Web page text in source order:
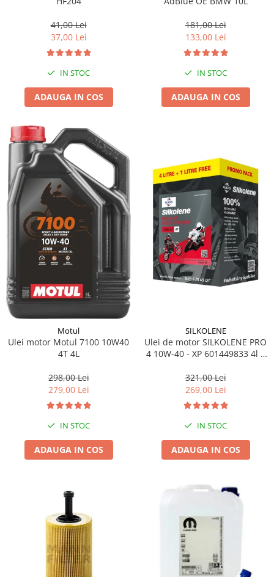
41,00 Lei
37,00 Lei
IN STOC
ADAUGA IN COS
181,00 Lei
133,00 Lei
IN STOC
ADAUGA IN COS
Motul
Ulei motor Motul 7100 10W40
4T 4L
298,00 Lei
279,00 Lei
IN STOC
ADAUGA IN COS
SILKOLENE
Ulei de motor SILKOLENE PRO
4 10W-40 - XP 601449833 4l +
321,00 Lei
269,00 Lei
IN STOC
ADAUGA IN COS